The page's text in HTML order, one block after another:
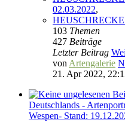
02.03.2022,
103 Themen
427 Beiträge
Letzter Beitrag
von Artengalerie
21. Apr 2022,
Deutschlands -
Wespen- Stand: